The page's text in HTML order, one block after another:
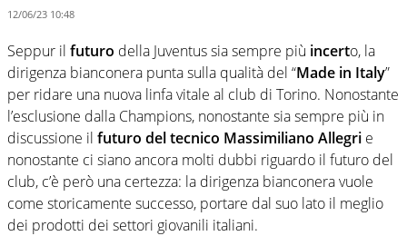
12/06/23 10:48
Seppur il futuro della Juventus sia sempre più incerto, la
dirigenza bianconera punta sulla qualità del “Made in Italy”
per ridare una nuova linfa vitale al club di Torino. Nonostante
l’esclusione dalla Champions, nonostante sia sempre più in
discussione il futuro del tecnico Massimiliano Allegri e
nonostante ci siano ancora molti dubbi riguardo il futuro del
club, c’è però una certezza: la dirigenza bianconera vuole
come storicamente successo, portare dal suo lato il meglio
dei prodotti dei settori giovanili italiani.